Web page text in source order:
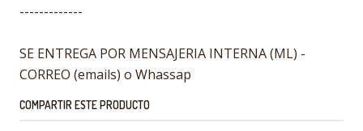
-------------
SE ENTREGA POR MENSAJERIA INTERNA (ML) -
CORREO (emails) o Whassap
COMPARTIR ESTE PRODUCTO